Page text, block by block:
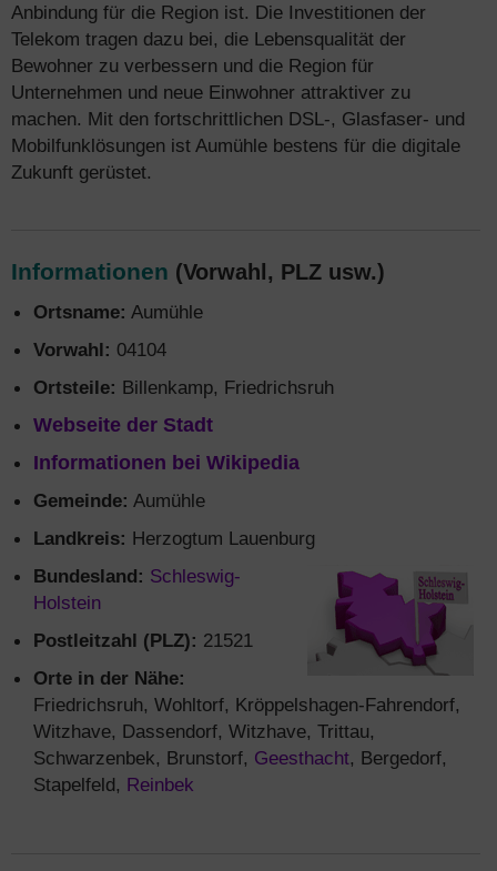
Anbindung für die Region ist. Die Investitionen der
Telekom tragen dazu bei, die Lebensqualität der
Bewohner zu verbessern und die Region für
Unternehmen und neue Einwohner attraktiver zu
machen. Mit den fortschrittlichen DSL-, Glasfaser- und
Mobilfunklösungen ist Aumühle bestens für die digitale
Zukunft gerüstet.
Informationen (Vorwahl, PLZ usw.)
Ortsname: Aumühle
Vorwahl: 04104
Ortsteile: Billenkamp, Friedrichsruh
Webseite der Stadt
Informationen bei Wikipedia
Gemeinde: Aumühle
Landkreis: Herzogtum Lauenburg
Bundesland: Schleswig-
Holstein
Postleitzahl (PLZ): 21521
Orte in der Nähe:
Friedrichsruh, Wohltorf, Kröppelshagen-Fahrendorf,
Witzhave, Dassendorf, Witzhave, Trittau,
Schwarzenbek, Brunstorf, Geesthacht, Bergedorf,
Stapelfeld, Reinbek